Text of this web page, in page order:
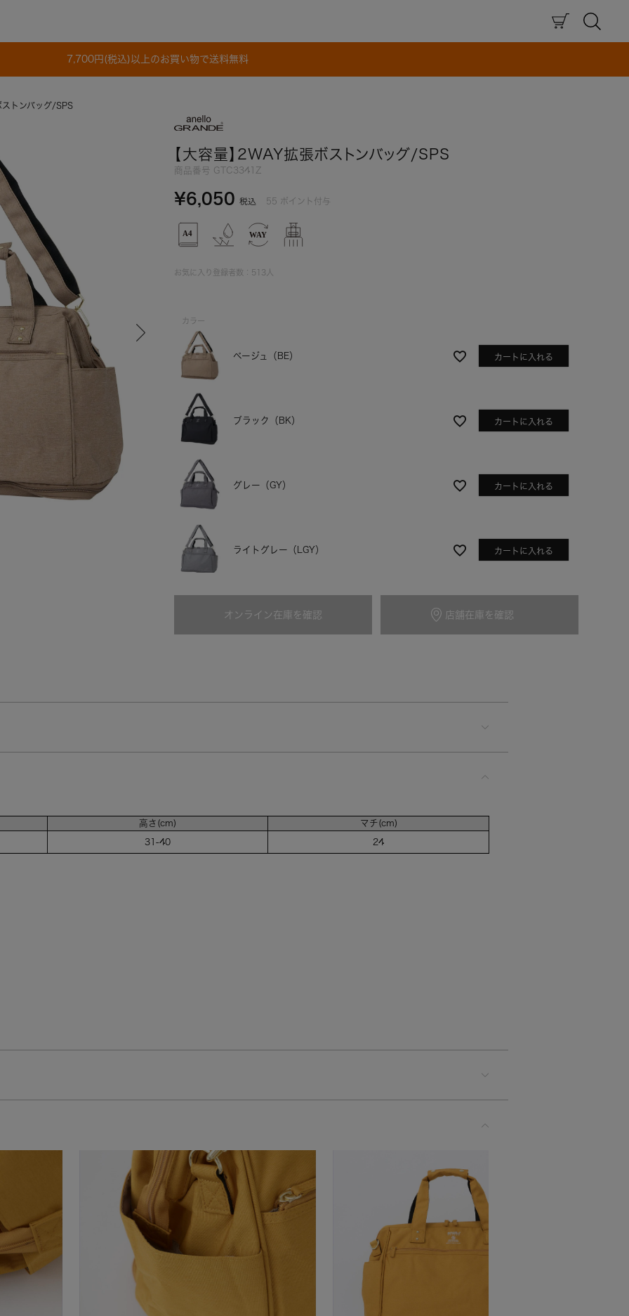
7,700円(税込)以上のお買い物で送料無料
トンバッグ/SPS
【大容量】2WAY拡張ボストンバッグ/SPS
商品番号 GTC3341Z
¥6,050 税込 55 ポイント付与
お気に入り登録者数： 513 人
×
カラー
ベージュ（BE） カートに入れる
ブラック（BK） カートに入れる
グレー（GY） カートに入れる
ライトグレー（LGY） カートに入れる
ネイビー（NV） カートに入れる
オンライン在庫を確認 店舗在庫を確認
高さ(cm)
31-40
マチ(cm)
24